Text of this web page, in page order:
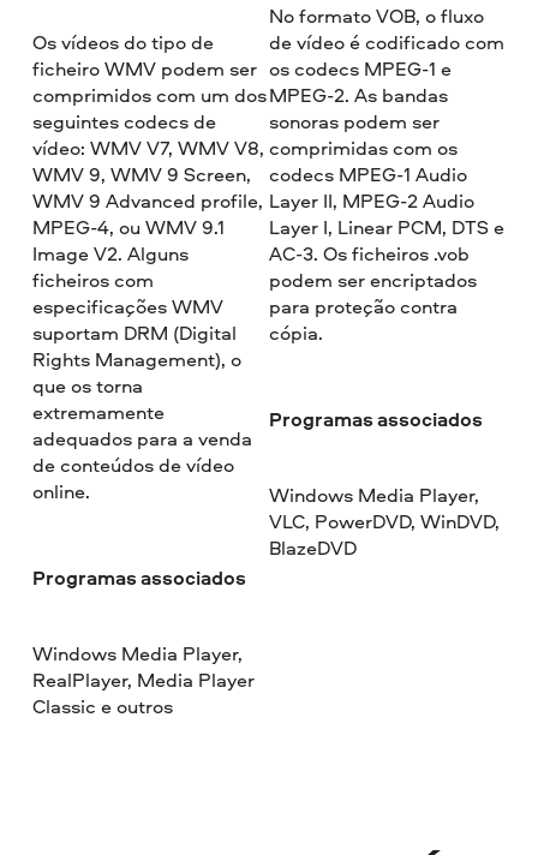
Os vídeos do tipo de
ficheiro WMV podem ser
comprimidos com um dos
seguintes codecs de
vídeo: WMV V7, WMV V8,
WMV 9, WMV 9 Screen,
WMV 9 Advanced profile,
MPEG-4, ou WMV 9.1
Image V2. Alguns
ficheiros com
especificações WMV
suportam DRM (Digital
Rights Management), o
que os torna
extremamente
adequados para a venda
de conteúdos de vídeo
online.
Programas associados
Windows Media Player,
RealPlayer, Media Player
Classic e outros
No formato VOB, o fluxo
de vídeo é codificado com
os codecs MPEG-1 e
MPEG-2. As bandas
sonoras podem ser
comprimidas com os
codecs MPEG-1 Audio
Layer II, MPEG-2 Audio
Layer I, Linear PCM, DTS e
AC-3. Os ficheiros .vob
podem ser encriptados
para proteção contra
cópia.
Programas associados
Windows Media Player,
VLC, PowerDVD, WinDVD,
BlazeDVD